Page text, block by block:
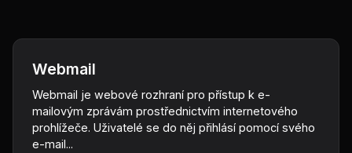
Webmail
Webmail je webové rozhraní pro přístup k e-
mailovým zprávám prostřednictvím internetového
prohlížeče. Uživatelé se do něj přihlásí pomocí svého
e-mail...